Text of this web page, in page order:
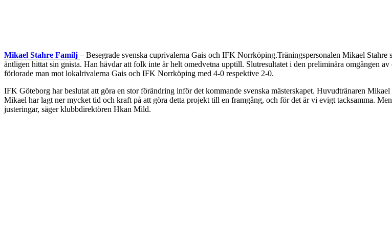
Mikael Stahre Familj – Besegrade svenska cuprivalerna Gais och IFK Norrköping.Träningspersonalen Mikael
äntligen hittat sin gnista. Han hävdar att folk inte är helt omedvetna upptill. Slutresultatet i den preliminära omgången
förlorade man mot lokalrivalerna Gais och IFK Norrköping med 4-0 respektive 2-0.
IFK Göteborg har beslutat att göra en stor förändring inför det kommande svenska mästerskapet. Huvudtränaren
Mikael har lagt ner mycket tid och kraft på att göra detta projekt till en framgång, och för det är vi evigt tacksamma.
justeringar, säger klubbdirektören Hkan Mild.